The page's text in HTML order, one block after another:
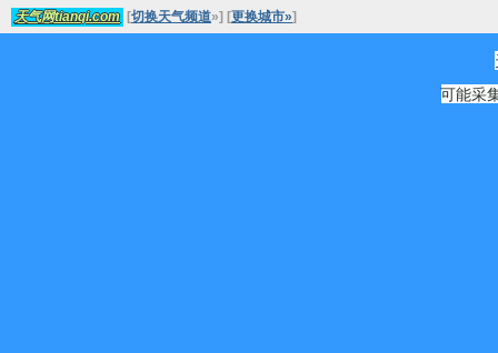
天气网tianqi.com [切换天气频道»] [更换城市»]
可能采